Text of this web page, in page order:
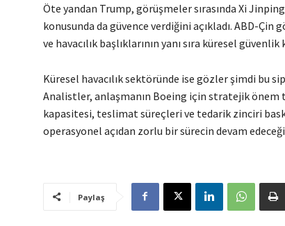
Öte yandan Trump, görüşmeler sırasında Xi
konusunda da güvence verdiğini açıkladı. ABD-
ve havacılık başlıklarının yanı sıra küresel
Küresel havacılık sektöründe ise gözler şimdi bu
Analistler, anlaşmanın Boeing için stratejik önem
kapasitesi, teslimat süreçleri ve tedarik zinciri
operasyonel açıdan zorlu bir sürecin devam
Paylaş